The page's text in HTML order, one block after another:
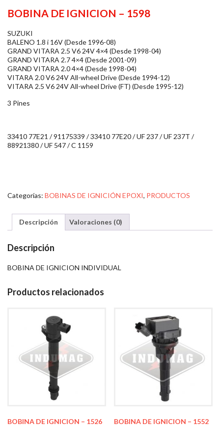
BOBINA DE IGNICION – 1598
SUZUKI
BALENO 1.8 i 16V (Desde 1996-08)
GRAND VITARA 2.5 V6 24V 4×4 (Desde 1998-04)
GRAND VITARA 2.7 4×4 (Desde 2001-09)
GRAND VITARA 2.0 4×4 (Desde 1998-04)
VITARA 2.0 V6 24V All-wheel Drive (Desde 1994-12)
VITARA 2.5 V6 24V All-wheel Drive (FT) (Desde 1995-12)
3 Pines
33410 77E21 / 91175339 / 33410 77E20 / UF 237 / UF 237T /
88921380 / UF 547 / C 1159
Categorías: BOBINAS DE IGNICIÓN EPOXI, PRODUCTOS
Descripción Valoraciones (0)
Descripción
BOBINA DE IGNICION INDIVIDUAL
Productos relacionados
BOBINA DE IGNICION – 1526 BOBINA DE IGNICION – 1552